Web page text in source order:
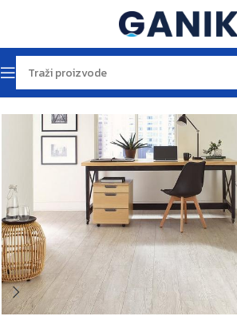
Početna Podne i zidne obloge